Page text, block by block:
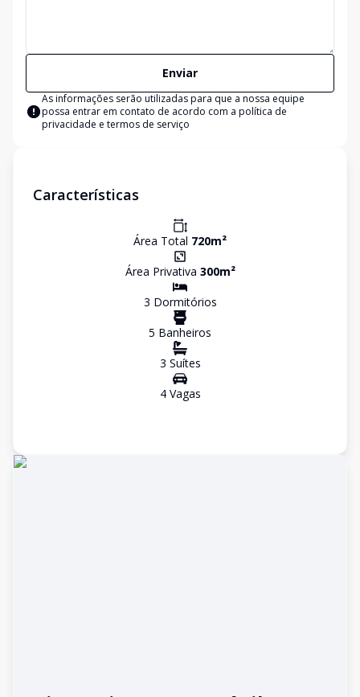
Enviar
As informações serão utilizadas para que a nossa equipe
possa entrar em contato de acordo com a política de
privacidade e termos de serviço
Características
Área Total 720m²
Área Privativa 300m²
3 Dormitórios
5 Banheiros
3 Suítes
4Vagas